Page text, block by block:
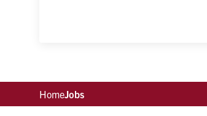
HomeJobs